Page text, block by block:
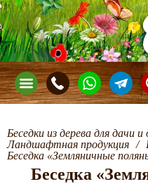
Беседки из дерева для дачи и
Ландшафтная продукция /
Беседка «Земляничные
Беседка